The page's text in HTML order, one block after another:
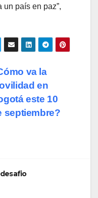
país en paz”,
va la
en
este 10
septiembre?